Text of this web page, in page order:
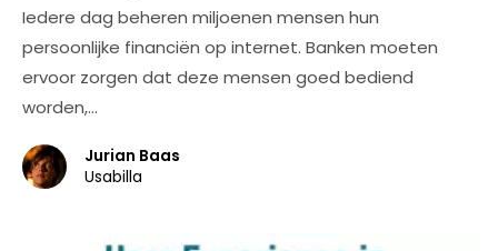
Iedere dag beheren miljoenen mensen hun
persoonlijke financiën op internet. Banken moeten
ervoor zorgen dat deze mensen goed bediend
worden,…
Jurian Baas
Usabilla